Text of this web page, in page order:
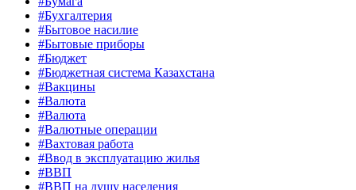
#Бухгалтерия
#Бытовое насилие
#Бытовые приборы
#Бюджет
#Бюджетная система Казахстана
#Вакцины
#Валюта
#Валюта
#Валютные операции
#Вахтовая работа
#Ввод в эксплуатацию жилья
#ВВП
#ВВП на душу населения